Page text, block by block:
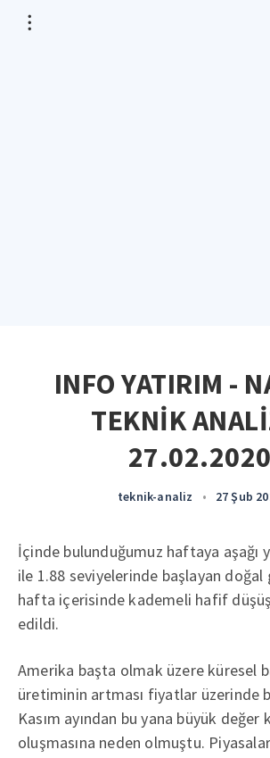
INFO YATIRIM -
TEKNİK
27.02.2020
teknik-analiz • 27 Şub
İçinde bulunduğumuz haftaya aşağı
ile 1.88 seviyelerinde başlayan doğal
hafta içerisinde kademeli hafif
edildi.
Amerika başta olmak üzere küresel
üretiminin artması fiyatlar üzerinde
Kasım ayından bu yana büyük değer
oluşmasına neden olmuştu.